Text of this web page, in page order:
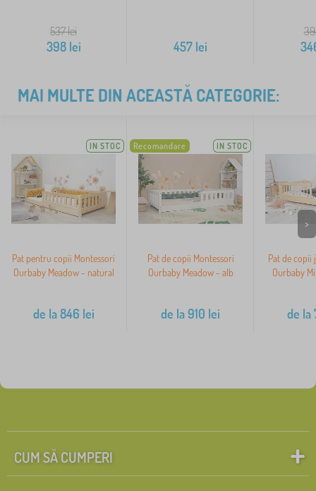
537lei
398lei 457 lei
MAI MULTE DIN ACEASTĂ CATEGORIE:
IN STOC
Pat pentru copii Montessori
Ourbaby Meadow - natural
de la846 lei
Recomandare IN STOC
Pat de copii Montessori
Ourbaby Meadow - alb
de la910 lei
Pat de copii
Ourbaby
de la
>
CUM SĂ CUMPERI